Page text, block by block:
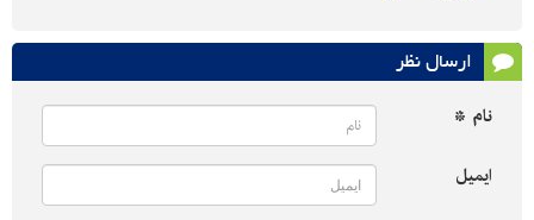
ارسال نظر
نام *
ایمیل